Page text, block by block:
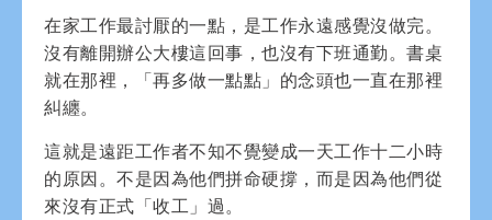
在家工作最討厭的一點，是工作永遠感覺沒做完。
沒有離開辦公大樓這回事，也沒有下班通勤。書桌
就在那裡，「再多做一點點」的念頭也一直在那裡
糾纏。
這就是遠距工作者不知不覺變成一天工作十二小時
的原因。不是因為他們拼命硬撐，而是因為他們從
來沒有正式「收工」過。